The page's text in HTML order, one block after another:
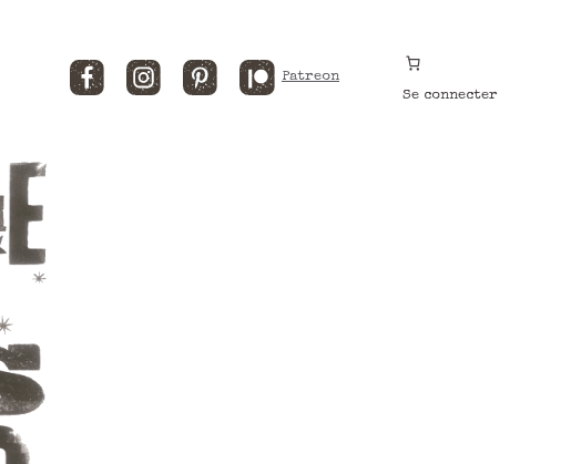
FacebookInstagramPinterestPatreon
Se connecter